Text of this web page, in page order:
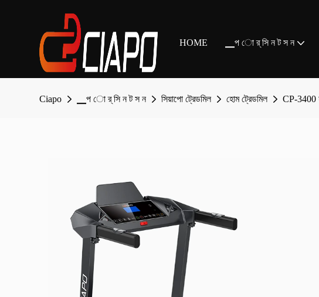
HOME ▁প ো র্ সি ন ট স ন
Ciapo ▁প ো র্ সি ন ট স ন সিয়াপো ট্রেডমিল হোম ট্রেডমিল CP-3400